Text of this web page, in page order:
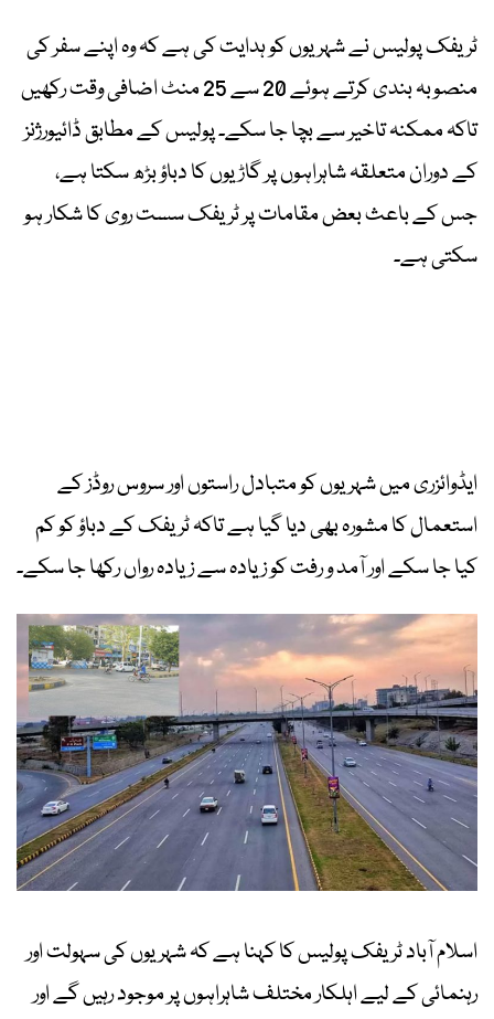
ٹریفک پولیس نے شہریوں کو ہدایت کی ہے کہ وہ اپنے سفر کی
منصوبہ بندی کرتے ہوئے 20 سے 25 منٹ اضافی وقت رکھیں
تاکہ ممکنہ تاخیر سے بچا جا سکے۔ پولیس کے مطابق ڈائیورژنز
کے دوران متعلقہ شاہراہوں پر گاڑیوں کا دباؤ بڑھ سکتا ہے،
جس کے باعث بعض مقامات پر ٹریفک سست روی کا شکار ہو
سکتی ہے۔
ایڈوائزری میں شہریوں کو متبادل راستوں اور سروس روڈز کے
استعمال کا مشورہ بھی دیا گیا ہے تاکہ ٹریفک کے دباؤ کو کم
کیا جا سکے اور آمد و رفت کو زیادہ سے زیادہ رواں رکھا جا سکے۔
اسلام آباد ٹریفک پولیس کا کہنا ہے کہ شہریوں کی سہولت اور
رہنمائی کے لیے اہلکار مختلف شاہراہوں پر موجود رہیں گے اور